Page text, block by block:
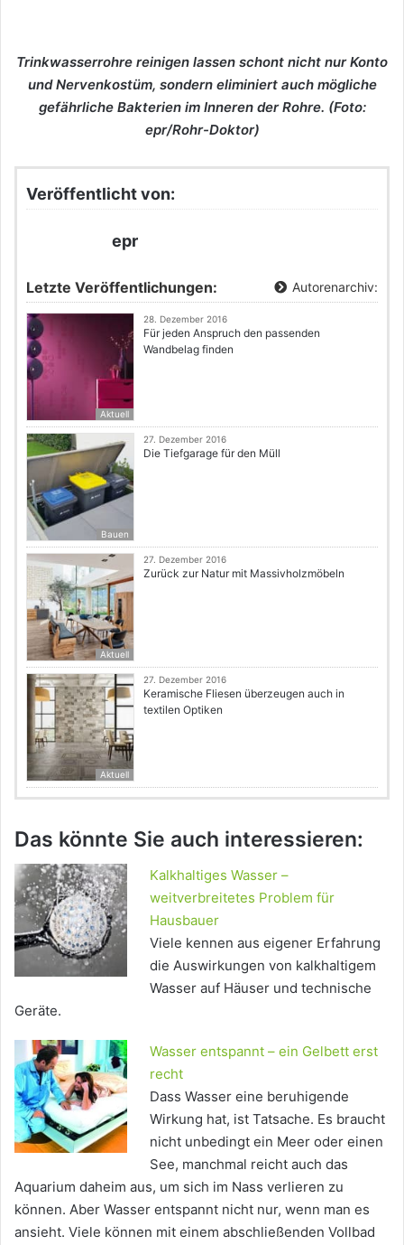
Trinkwasserrohre reinigen lassen schont nicht nur Konto
und Nervenkostüm, sondern eliminiert auch mögliche
gefährliche Bakterien im Inneren der Rohre. (Foto:
epr/Rohr-Doktor)
Veröffentlicht von:
epr
Letzte Veröffentlichungen: Autorenarchiv:
Aktuell
28. Dezember 2016
Für jeden Anspruch den passenden
Wandbelag finden
Bauen
27. Dezember 2016
Die Tiefgarage für den Müll
Aktuell
27. Dezember 2016
Zurück zur Natur mit Massivholzmöbeln
Aktuell
27. Dezember 2016
Keramische Fliesen überzeugen auch in
textilen Optiken
Das könnte Sie auch interessieren:
Kalkhaltiges Wasser –
weitverbreitetes Problem für
Hausbauer
Viele kennen aus eigener Erfahrung
die Auswirkungen von kalkhaltigem
Wasser auf Häuser und technische
Geräte.
Wasser entspannt – ein Gelbett erst
recht
Dass Wasser eine beruhigende
Wirkung hat, ist Tatsache. Es braucht
nicht unbedingt ein Meer oder einen
See, manchmal reicht auch das
Aquarium daheim aus, um sich im Nass verlieren zu
können. Aber Wasser entspannt nicht nur, wenn man es
ansieht. Viele können mit einem abschließenden Vollbad